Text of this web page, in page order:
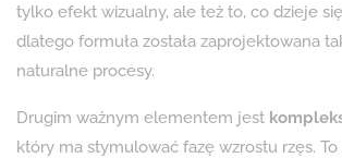
tylko efekt wizualny, ale też to, co dzieje się
dlatego formuła została zaprojektowana
naturalne procesy.
Drugim ważnym elementem jest
który ma stymulować fazę wzrostu rzęs. To